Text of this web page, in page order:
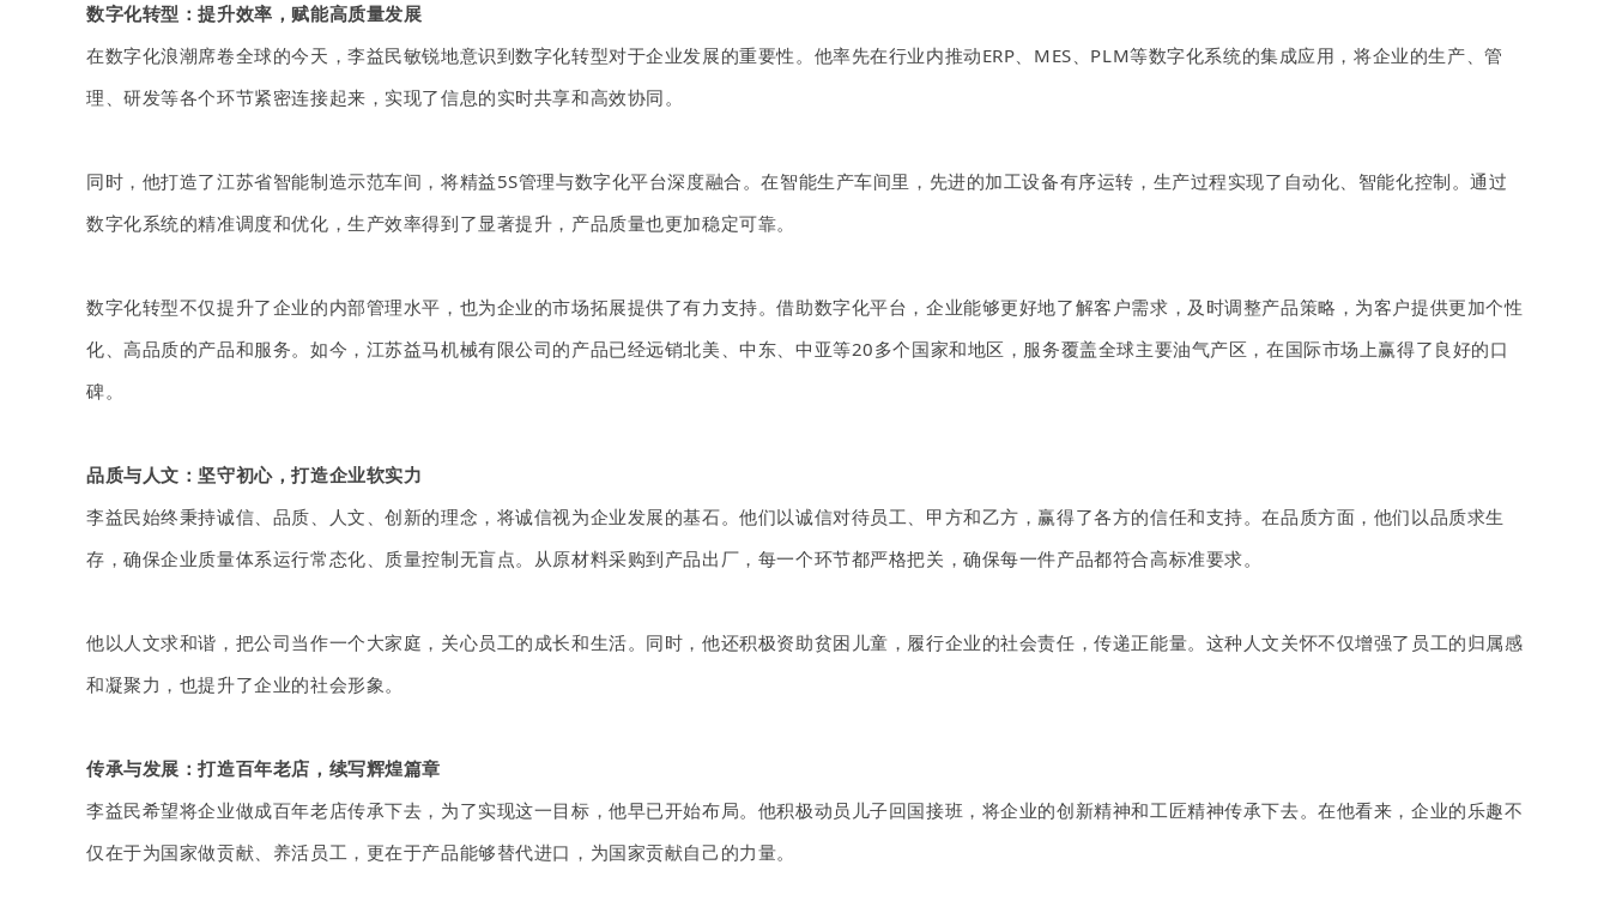
数字化转型：提升效率，赋能高质量发展
在数字化浪潮席卷全球的今天，李益民敏锐地意识到数字化转型对于企业发展的重要性。他率先在行业内推动ERP、MES、PLM等数字化系统的集成应用，将企业的生产、管
理、研发等各个环节紧密连接起来，实现了信息的实时共享和高效协同。
同时，他打造了江苏省智能制造示范车间，将精益5S管理与数字化平台深度融合。在智能生产车间里，先进的加工设备有序运转，生产过程实现了自动化、智能化控制。通过
数字化系统的精准调度和优化，生产效率得到了显著提升，产品质量也更加稳定可靠。
数字化转型不仅提升了企业的内部管理水平，也为企业的市场拓展提供了有力支持。借助数字化平台，企业能够更好地了解客户需求，及时调整产品策略，为客户提供更加个性
化、高品质的产品和服务。如今，江苏益马机械有限公司的产品已经远销北美、中东、 中亚等20多个国家和地区，服务覆盖全球主要油气产区，在国际市场上赢得了良好的口
碑。
品质与人文：坚守初心，打造企业软实力
李益民始终秉持诚信、品质、人文、创新的理念，将诚信视为企业发展的基石。他们以诚信对待员工、甲方和乙方，赢得了各方的信任和支持。在品质方面，他们以品质求生
存，确保企业质量体系运行常态化、质量控制无盲点。从原材料采购到产品出厂，每一个环节都严格把关，确保每一件产品都符合高标准要求。
他以人文求和谐，把公司当作一个大家庭，关心员工的成长和生活。同时，他还积极资助贫困儿童，履行企业的社会责任，传递正能量。这种人文关怀不仅增强了员工的归属感
和凝聚力，也提升了企业的社会形象。
传承与发展：打造百年老店，续写辉煌篇章
李益民希望将企业做成百年老店传承下去，为了实现这一目标，他早已开始布局。他积极动员儿子回国接班，将企业的创新精神和工匠精神传承下去。在他看来，企业的乐趣不
仅在于为国家做贡献、养活员工，更在于产品能够替代进口，为国家贡献自己的力量。